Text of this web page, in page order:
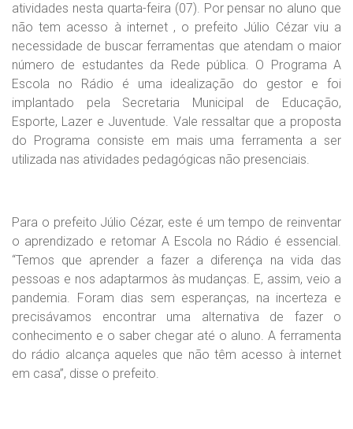
atividades nesta quarta-feira (07). Por pensar no aluno que
não tem acesso à internet , o prefeito Júlio Cézar viu a
necessidade de buscar ferramentas que atendam o maior
número de estudantes da Rede pública. O Programa A
Escola no Rádio é uma idealização do gestor e foi
implantado pela Secretaria Municipal de Educação,
Esporte, Lazer e Juventude. Vale ressaltar que a proposta
do Programa consiste em mais uma ferramenta a ser
utilizada nas atividades pedagógicas não presenciais.
Para o prefeito Júlio Cézar, este é um tempo de reinventar
o aprendizado e retomar A Escola no Rádio é essencial.
“Temos que aprender a fazer a diferença na vida das
pessoas e nos adaptarmos às mudanças. E, assim, veio a
pandemia. Foram dias sem esperanças, na incerteza e
precisávamos encontrar uma alternativa de fazer o
conhecimento e o saber chegar até o aluno. A ferramenta
do rádio alcança aqueles que não têm acesso à internet
em casa”, disse o prefeito.